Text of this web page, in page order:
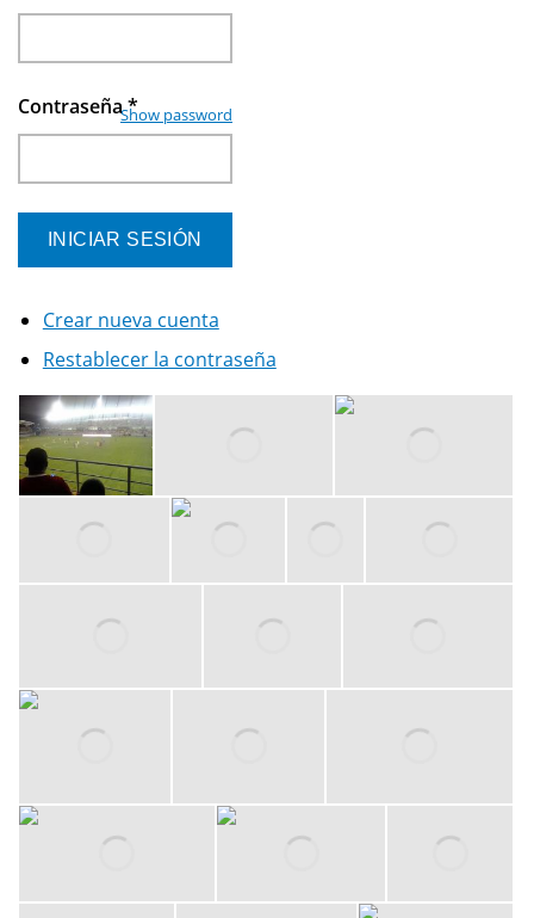
Contraseña*
Show password
Crear nueva cuenta
Restablecer la contraseña